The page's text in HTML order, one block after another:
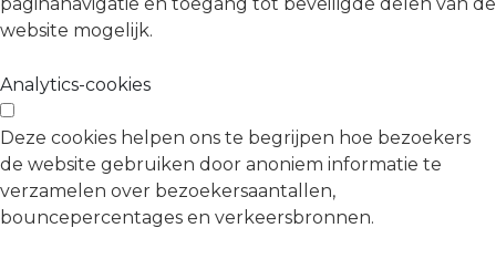
paginanavigatie en toegang tot beveiligde delen van de
website mogelijk.
Analytics-cookies
Deze cookies helpen ons te begrijpen hoe bezoekers
de website gebruiken door anoniem informatie te
verzamelen over bezoekersaantallen,
bouncepercentages en verkeersbronnen.